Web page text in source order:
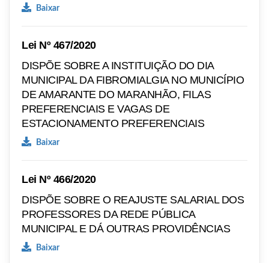
Baixar
Lei Nº 467/2020
DISPÕE SOBRE A INSTITUIÇÃO DO DIA
MUNICIPAL DA FIBROMIALGIA NO MUNICÍPIO
DE AMARANTE DO MARANHÃO, FILAS
PREFERENCIAIS E VAGAS DE
ESTACIONAMENTO PREFERENCIAIS
Baixar
Lei Nº 466/2020
DISPÕE SOBRE O REAJUSTE SALARIAL DOS
PROFESSORES DA REDE PÚBLICA
MUNICIPAL E DÁ OUTRAS PROVIDÊNCIAS
Baixar